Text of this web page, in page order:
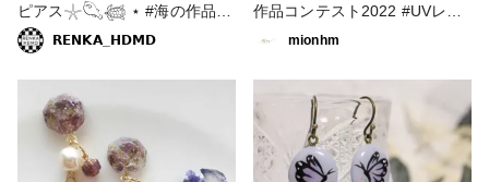
ピアス𓇼𓆡𓆉 ⋆ #海の作品コ
ンテスト2022 #アクセサリー
部 #販売中 #ピアス #ヘアアク
セサリー #レジン #レジンアク
セサリー #海 #海塗り #海塗り
レジン #青 #ブルー #さざ波 #
さざ波レジン #ヘアゴム #ピア
ス #ハンドメイド #ハンドメイ
𝗥𝗘𝗡𝗞𝗔_𝗛𝗗𝗠𝗗
作品コンテスト2022 #UVレジ
ン #レジンアクセサリー #レジ
mionhm